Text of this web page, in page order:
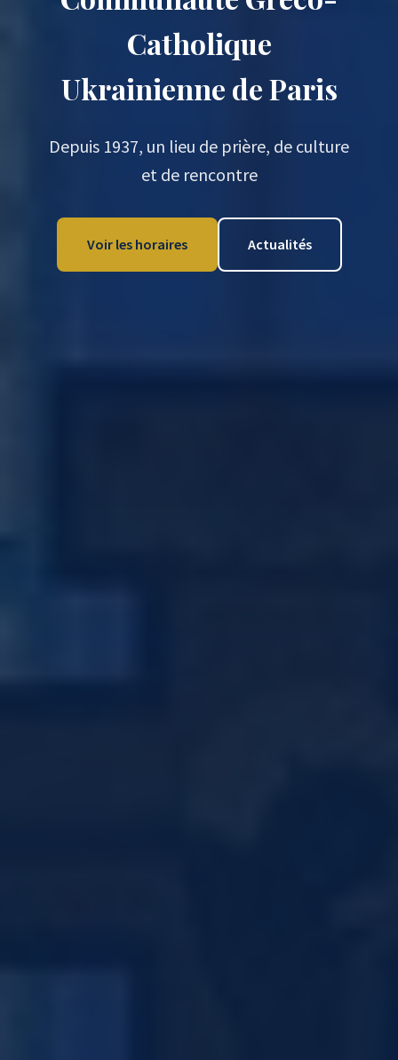
Catholique
Ukrainienne de Paris
Depuis 1937, un lieu de prière, de culture
et de rencontre
Voir les horaires Actualités